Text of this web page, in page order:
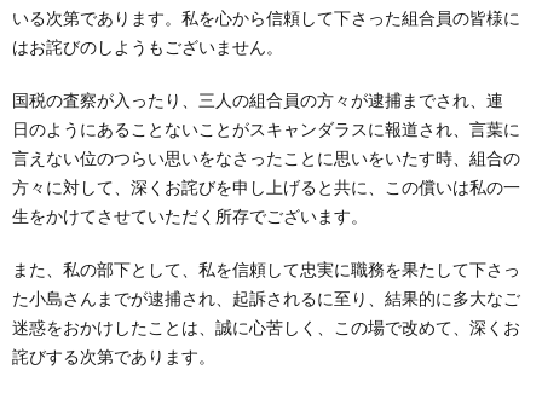
いる次第であります。私を心から信頼して下さった組合員の皆様に
はお詫びのしようもございません。
国税の査察が入ったり、三人の組合員の方々が逮捕までされ、連
日のようにあることないことがスキャンダラスに報道され、言葉に
言えない位のつらい思いをなさったことに思いをいたす時、組合の
方々に対して、深くお詫びを申し上げると共に、この償いは私の一
生をかけてさせていただく所存でございます。
また、私の部下として、私を信頼して忠実に職務を果たして下さっ
た小島さんまでが逮捕され、起訴されるに至り、結果的に多大なご
迷惑をおかけしたことは、誠に心苦しく、この場で改めて、深くお
詫びする次第であります。